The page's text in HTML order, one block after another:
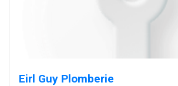
Eirl Guy Plomberie